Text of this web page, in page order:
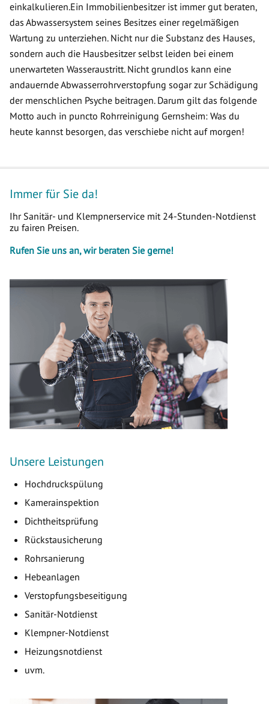
einkalkulieren.Ein Immobilienbesitzer ist immer gut beraten,
das Abwassersystem seines Besitzes einer regelmäßigen
Wartung zu unterziehen. Nicht nur die Substanz des Hauses,
sondern auch die Hausbesitzer selbst leiden bei einem
unerwarteten Wasseraustritt. Nicht grundlos kann eine
andauernde Abwasserrohrverstopfung sogar zur Schädigung
der menschlichen Psyche beitragen. Darum gilt das folgende
Motto auch in puncto Rohrreinigung Gernsheim: Was du
heute kannst besorgen, das verschiebe nicht auf morgen!
Immer für Sie da!
Ihr Sanitär- und Klempnerservice mit 24-Stunden-Notdienst
zu fairen Preisen.
Rufen Sie uns an, wir beraten Sie gerne!
Unsere Leistungen
Hochdruckspülung
Kamerainspektion
Dichtheitsprüfung
Rückstausicherung
Rohrsanierung
Hebeanlagen
Verstopfungsbeseitigung
Sanitär-Notdienst
Klempner-Notdienst
Heizungsnotdienst
uvm.